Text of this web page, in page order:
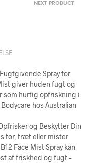
NEXT PRODUCT
Spray for
giver huden fugt og
som hurtig opfriskning i
hos Australian
og Beskytter Din
tør, træt eller mister
Face Mist Spray kan
af friskhed og fugt –